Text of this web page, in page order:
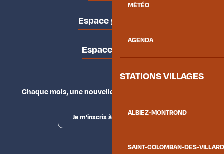
MÉTÉO
AGENDA
STATIONS VILLAGES
ALBIEZ-MONTROND
SAINT-COLOMBAN-DES-
Espace groupes
Espace presse
Chaque mois, une nouvelle façon d'explorer la vallée.
Je m'inscris à la newsletter